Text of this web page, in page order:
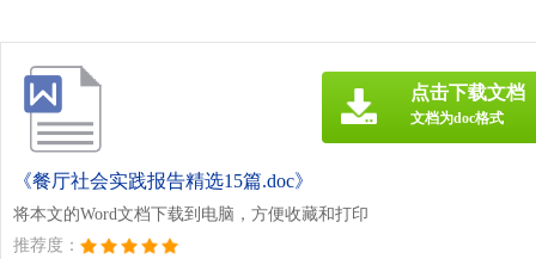
《餐厅社会实践报告精选15篇.doc》
将本文的Word文档下载到电脑，方便收藏和打印
推荐度：
点击下载文档
文档为doc格式